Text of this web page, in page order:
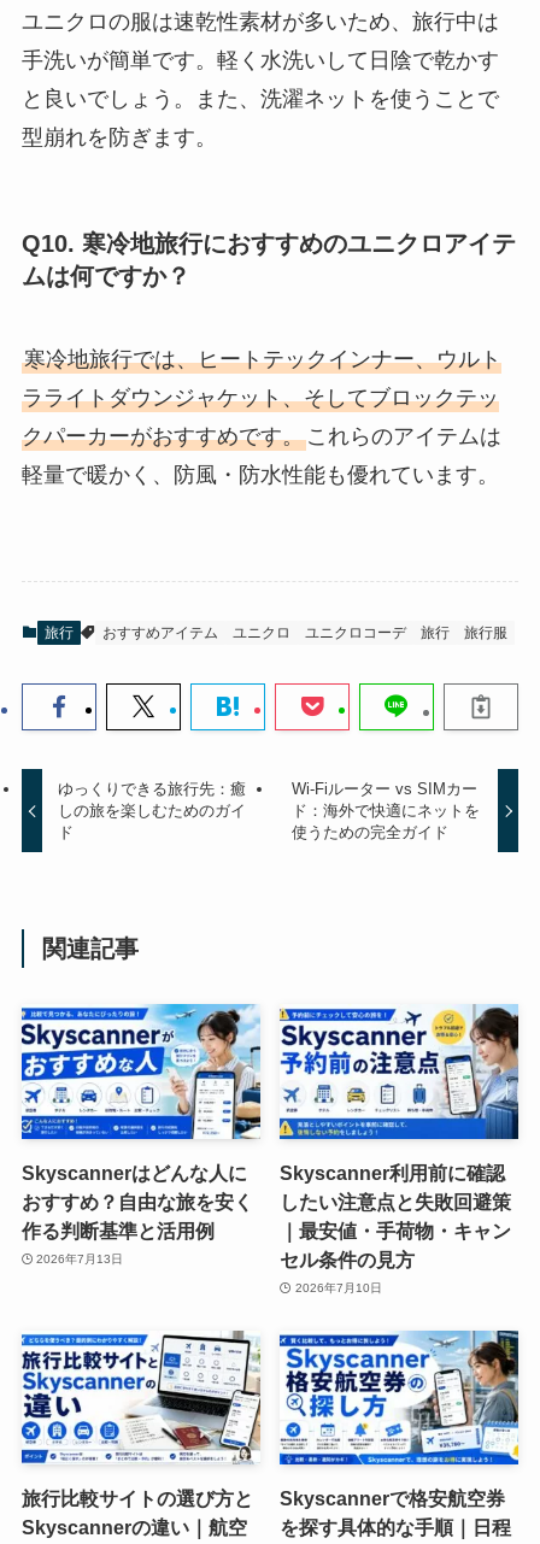
ユニクロの服は速乾性素材が多いため、旅行中は
手洗いが簡単です。軽く水洗いして日陰で乾かす
と良いでしょう。また、洗濯ネットを使うことで
型崩れを防ぎます。
Q10. 寒冷地旅行におすすめのユニクロアイテ
ムは何ですか？
寒冷地旅行では、ヒートテックインナー、ウルト
ラライトダウンジャケット、そしてブロックテッ
クパーカーがおすすめです。これらのアイテムは
軽量で暖かく、防風・防水性能も優れています。
旅行 おすすめアイテム ユニクロ ユニクロコーデ 旅行 旅行服
ゆっくりできる旅行先：癒
しの旅を楽しむためのガイ
ド
Wi-Fiルーター vs SIMカー
ド：海外で快適にネットを
使うための完全ガイド
関連記事
Skyscannerはどんな人に
おすすめ？自由な旅を安く
作る判断基準と活用例
2026年7月13日
Skyscanner利用前に確認
したい注意点と失敗回避策
｜最安値・手荷物・キャン
セル条件の見方
2026年7月10日
旅行比較サイトの選び方と
Skyscannerの違い｜航空
Skyscannerで格安航空券
を探す具体的な手順｜日程